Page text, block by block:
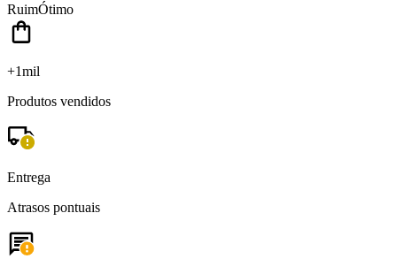
RuimÓtimo
+1mil
Produtos vendidos
Entrega
Atrasos pontuais